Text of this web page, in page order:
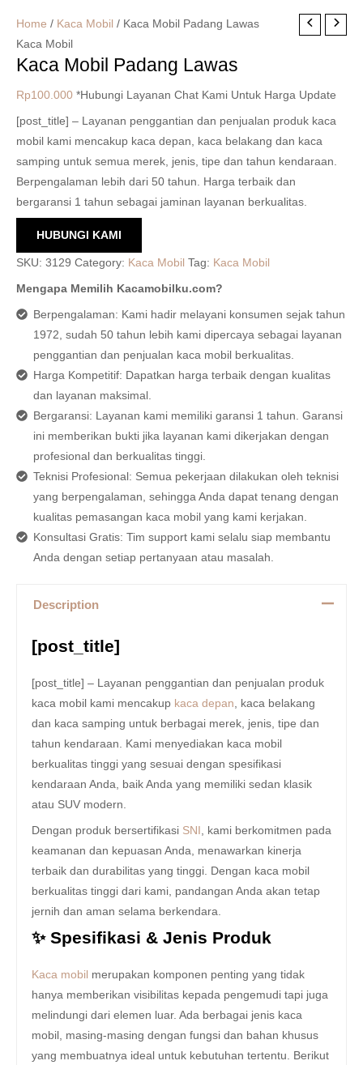
Home / Kaca Mobil / Kaca Mobil Padang Lawas
Kaca Mobil
Kaca Mobil Padang Lawas
Rp100.000 *Hubungi Layanan Chat Kami Untuk Harga Update
[post_title] – Layanan penggantian dan penjualan produk kaca
mobil kami mencakup kaca depan, kaca belakang dan kaca
samping untuk semua merek, jenis, tipe dan tahun kendaraan.
Berpengalaman lebih dari 50 tahun. Harga terbaik dan
bergaransi 1 tahun sebagai jaminan layanan berkualitas.
HUBUNGI KAMI
SKU: 3129 Category: Kaca Mobil Tag: Kaca Mobil
Mengapa Memilih Kacamobilku.com?
Berpengalaman: Kami hadir melayani konsumen sejak tahun
1972, sudah 50 tahun lebih kami dipercaya sebagai layanan
penggantian dan penjualan kaca mobil berkualitas.
Harga Kompetitif: Dapatkan harga terbaik dengan kualitas
dan layanan maksimal.
Bergaransi: Layanan kami memiliki garansi 1 tahun. Garansi
ini memberikan bukti jika layanan kami dikerjakan dengan
profesional dan berkualitas tinggi.
Teknisi Profesional: Semua pekerjaan dilakukan oleh teknisi
yang berpengalaman, sehingga Anda dapat tenang dengan
kualitas pemasangan kaca mobil yang kami kerjakan.
Konsultasi Gratis: Tim support kami selalu siap membantu
Anda dengan setiap pertanyaan atau masalah.
Description
[post_title]
[post_title] – Layanan penggantian dan penjualan produk
kaca mobil kami mencakup kaca depan , kaca belakang
dan kaca samping untuk berbagai merek, jenis, tipe dan
tahun kendaraan. Kami menyediakan kaca mobil
berkualitas tinggi yang sesuai dengan spesifikasi
kendaraan Anda, baik Anda yang memiliki sedan klasik
atau SUV modern.
Dengan produk bersertifikasi SNI
, kami berkomitmen pada
keamanan dan kepuasan Anda, menawarkan kinerja
terbaik dan durabilitas yang tinggi. Dengan kaca mobil
berkualitas tinggi dari kami, pandangan Anda akan tetap
jernih dan aman selama berkendara.
✨ Spesifikasi & Jenis Produk
Kaca mobil merupakan komponen penting yang tidak
hanya memberikan visibilitas kepada pengemudi tapi juga
melindungi dari elemen luar. Ada berbagai jenis kaca
mobil, masing-masing dengan fungsi dan bahan khusus
yang membuatnya ideal untuk kebutuhan tertentu. Berikut